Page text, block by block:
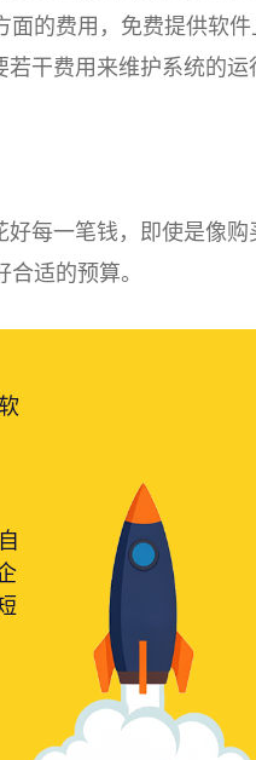
面的费用，免费提供软
干费用来维护系统的运
每一笔钱，即使是像购
适的预算。